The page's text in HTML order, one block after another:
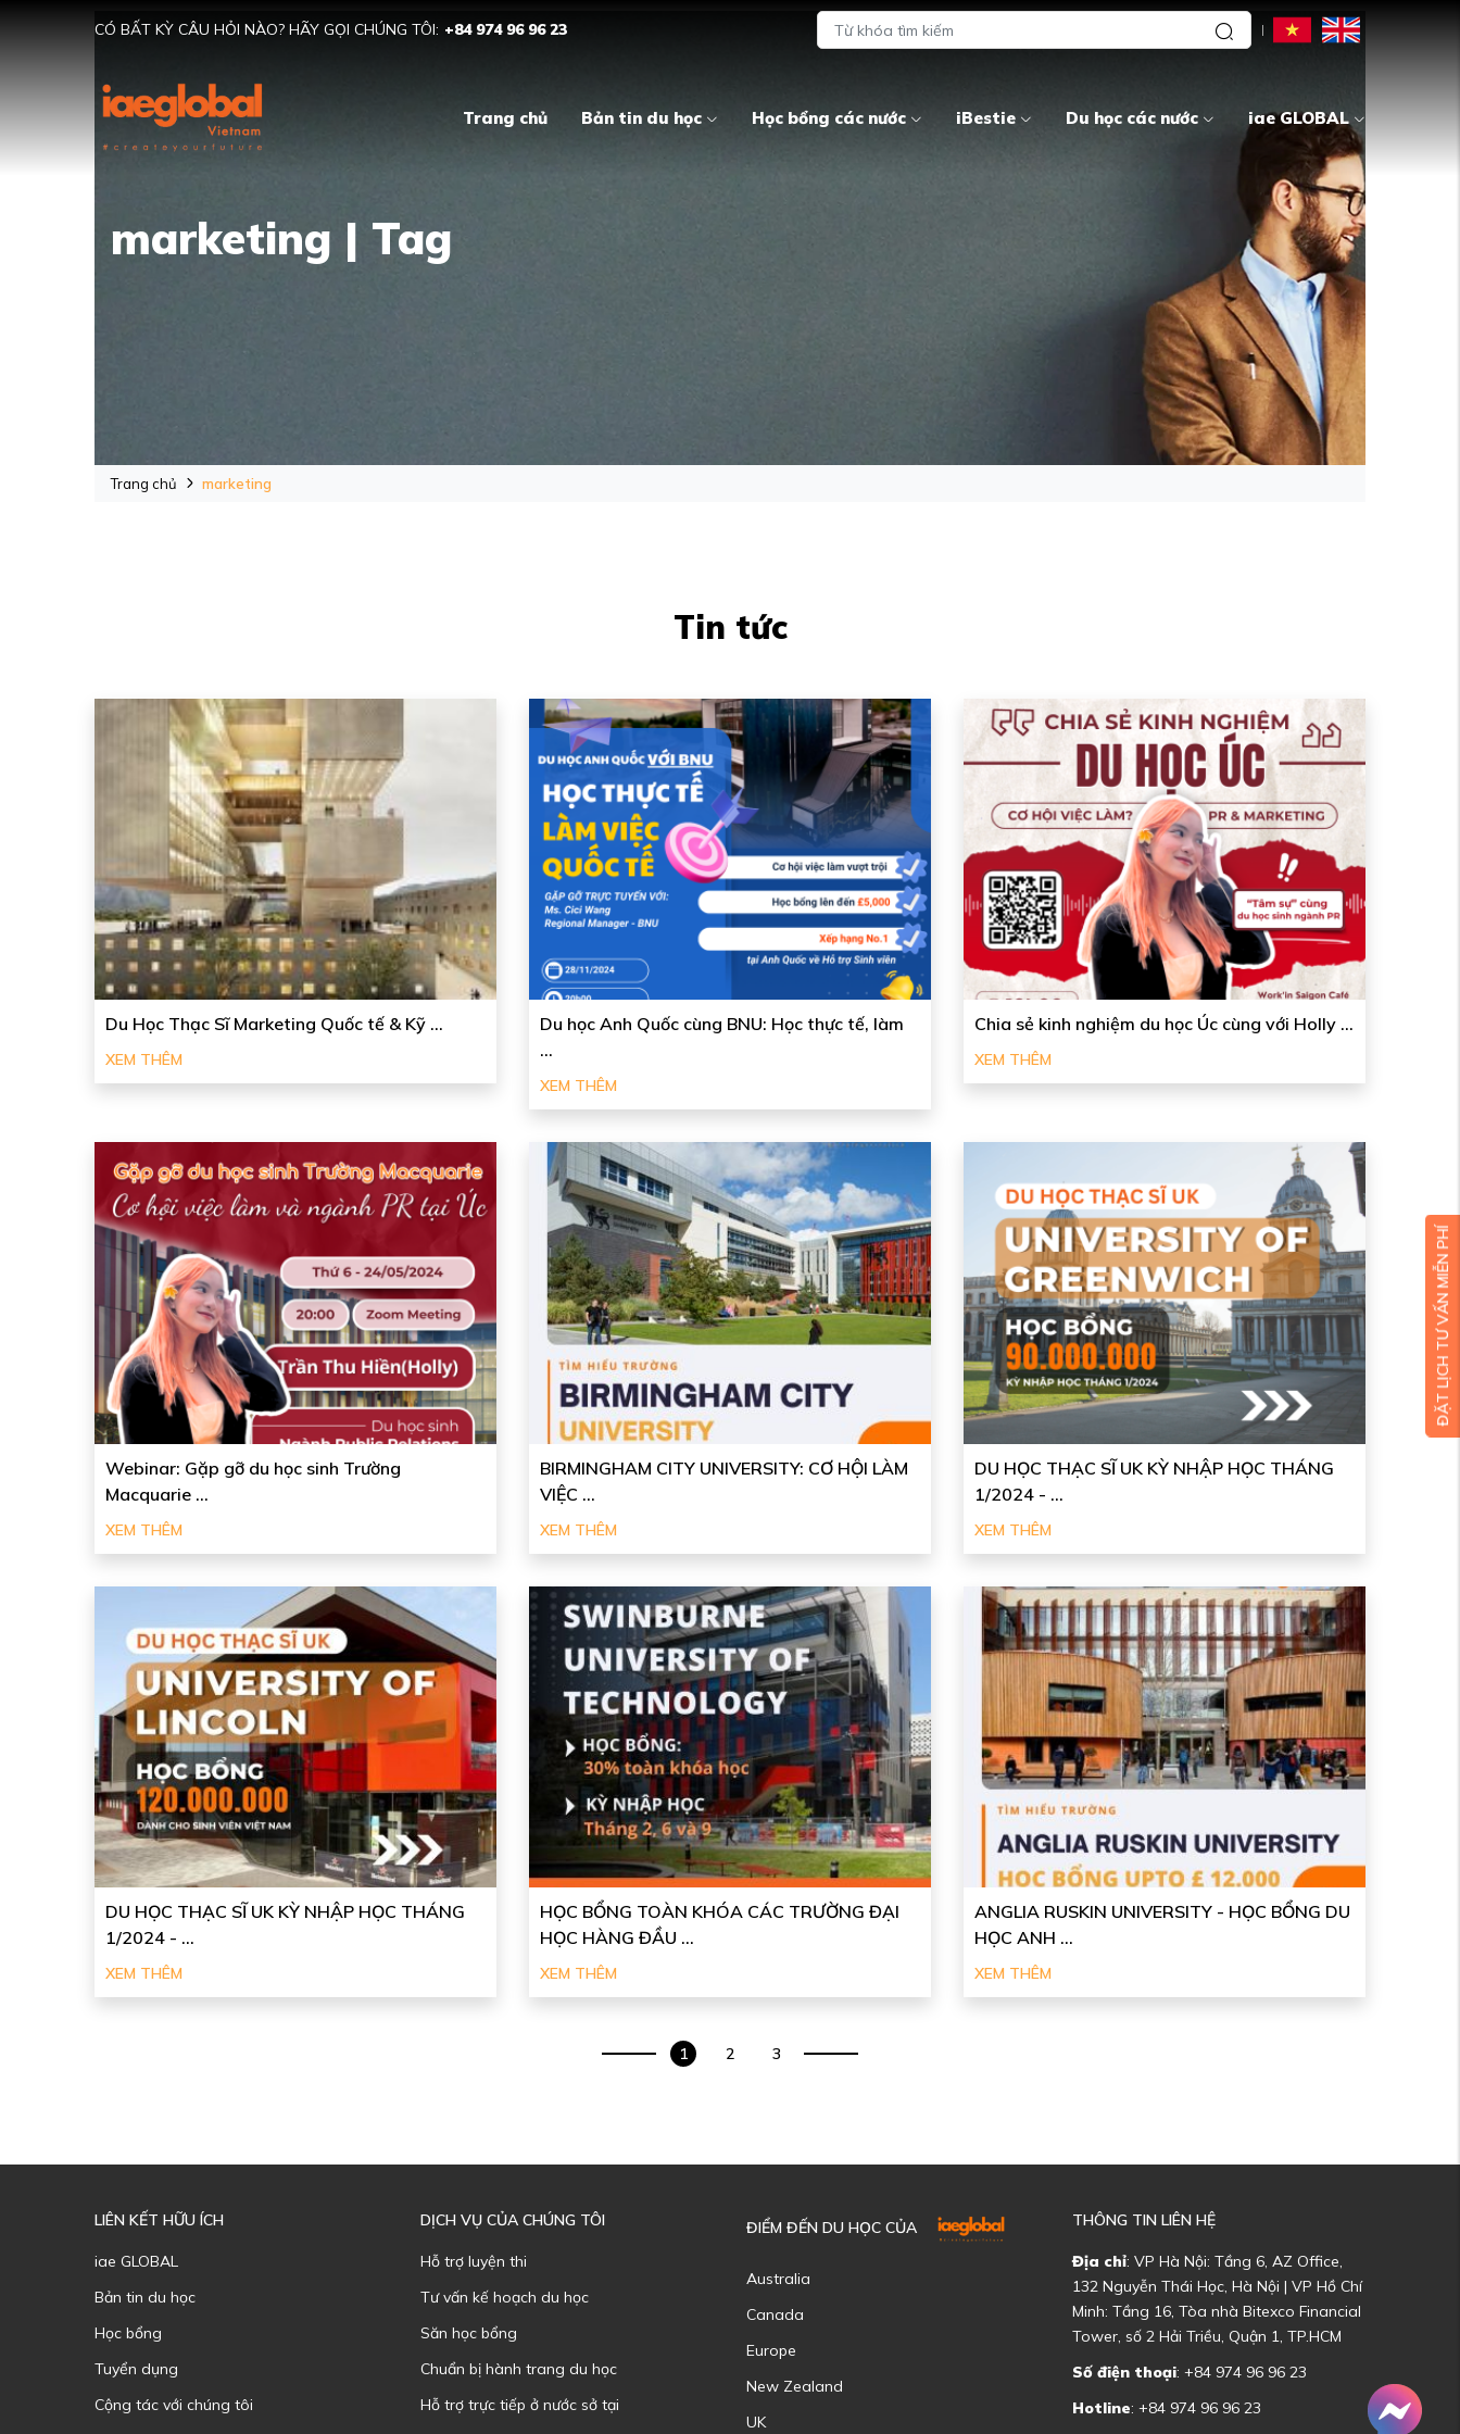
CÓ BẤT KỲ CÂU HỎI NÀO? HÃY GỌI CHÚNG TÔI: +84 974 96 96 23
Trang chủ Bản tin du học Học bổng các nước iBestie Du học các nước iae GLOBAL
marketing | Tag
Trang chủ marketing
Tin tức
Du Học Thạc Sĩ Marketing Quốc tế & Kỹ ...
XEM THÊM
Du học Anh Quốc cùng BNU: Học thực tế, làm
...
XEM THÊM
Chia sẻ kinh nghiệm du học Úc cùng với Holly ...
XEM THÊM
Webinar: Gặp gỡ du học sinh Trường
Macquarie ...
XEM THÊM
BIRMINGHAM CITY UNIVERSITY: CƠ HỘI LÀM
VIỆC ...
XEM THÊM
DU HỌC THẠC SĨ UK KỲ NHẬP HỌC THÁNG
1/2024 - ...
XEM THÊM
DU HỌC THẠC SĨ UK KỲ NHẬP HỌC THÁNG
1/2024 - ...
XEM THÊM
HỌC BỔNG TOÀN KHÓA CÁC TRƯỜNG ĐẠI
HỌC HÀNG ĐẦU ...
XEM THÊM
ANGLIA RUSKIN UNIVERSITY - HỌC BỔNG DU
HỌC ANH ...
XEM THÊM
1 2 3
LIÊN KẾT HỮU ÍCH
iae GLOBAL
Bản tin du học
Học bổng
Tuyển dụng
Cộng tác với chúng tôi
DỊCH VỤ CỦA CHÚNG TÔI
Hỗ trợ luyện thi
Tư vấn kế hoạch du học
Săn học bổng
Chuẩn bị hành trang du học
Hỗ trợ trực tiếp ở nước sở tại
ĐIỂM ĐẾN DU HỌC CỦA
Australia
Canada
Europe
New Zealand
UK
THÔNG TIN LIÊN HỆ
Địa chỉ: VP Hà Nội: Tầng 6, AZ Office,
132 Nguyễn Thái Học, Hà Nội | VP Hồ Chí
Minh: Tầng 16, Tòa nhà Bitexco Financial
Tower, số 2 Hải Triều, Quận 1, TP.HCM
Số điện thoại: +84 974 96 96 23
Hotline: +84 974 96 96 23
ĐẶT LỊCH TƯ VẤN MIỄN PHÍ